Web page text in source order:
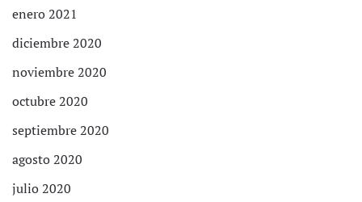
enero 2021
diciembre 2020
noviembre 2020
octubre 2020
septiembre 2020
agosto 2020
julio 2020